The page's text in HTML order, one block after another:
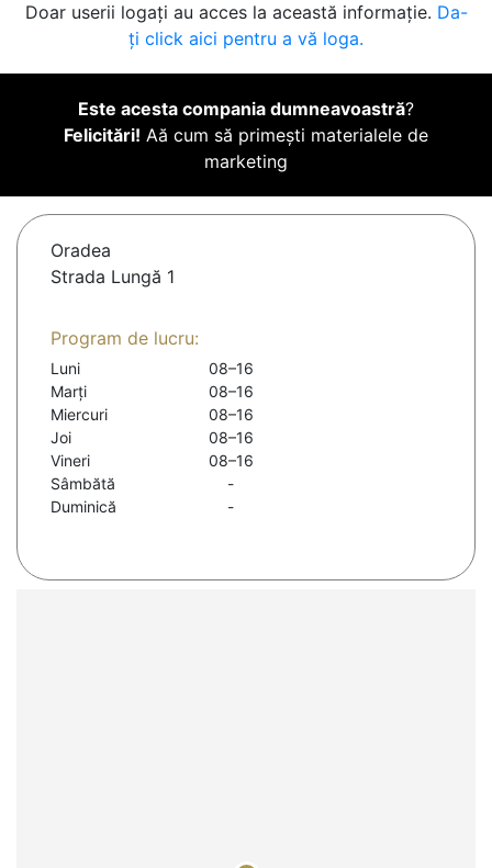
Doar userii logați au acces la această informație. Da-
ți click aici pentru a vă loga.
Este acesta compania dumneavoastră?
Felicitări! Aă cum să primești materialele de
marketing
Oradea
Strada Lungă 1
Program de lucru:
Luni
08–16
Marți
08–16
Miercuri
08–16
Joi
08–16
Vineri
08–16
Sâmbătă
-
Duminică
-